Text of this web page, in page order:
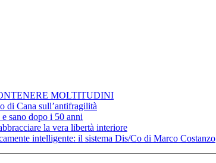
MOLTITUDINI
di Cana sull’antifragilità
sano dopo i 50 anni
la vera libertà interiore
intelligente: il sistema Dis/Co di Marco Costanzo